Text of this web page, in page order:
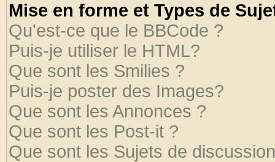
Mise en forme et Types de
Qu'est-ce que le BBCode ?
Puis-je utiliser le HTML?
Que sont les Smilies ?
Puis-je poster des Images?
Que sont les Annonces ?
Que sont les Post-it ?
Que sont les Sujets de